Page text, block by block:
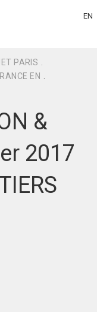
EN
PARIS
EN
&
2017